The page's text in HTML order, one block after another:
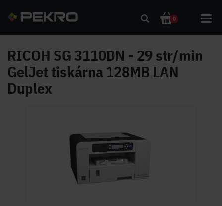
0
RICOH SG 3110DN - 29 str/min
GelJet tiskárna 128MB LAN
Duplex